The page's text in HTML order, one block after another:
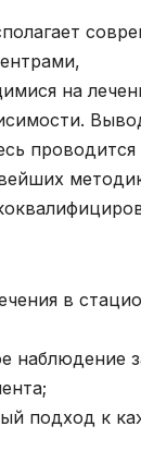
на
проводится
в
наблюдение
подход к